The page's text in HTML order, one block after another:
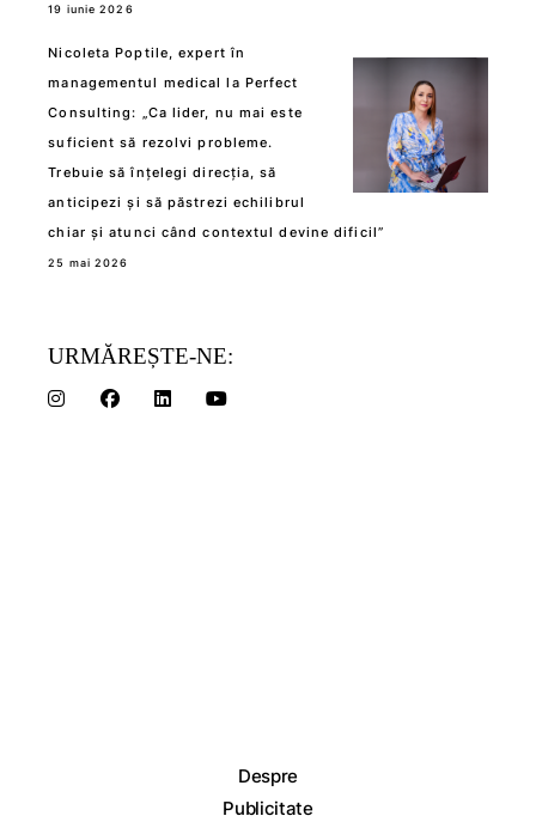
19 iunie 2026
Nicoleta Poptile, expert în
managementul medical la Perfect
Consulting: „Ca lider, nu mai este
suficient să rezolvi probleme.
Trebuie să înțelegi direcția, să
anticipezi și să păstrezi echilibrul
chiar și atunci când contextul devine dificil”
25 mai 2026
URMĂREȘTE-NE:
Despre
Publicitate